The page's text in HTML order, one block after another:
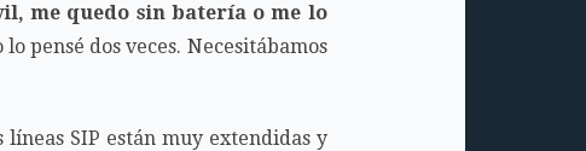
me quedo sin batería o me lo
pensé dos veces. Necesitábamos
SIP están muy extendidas y